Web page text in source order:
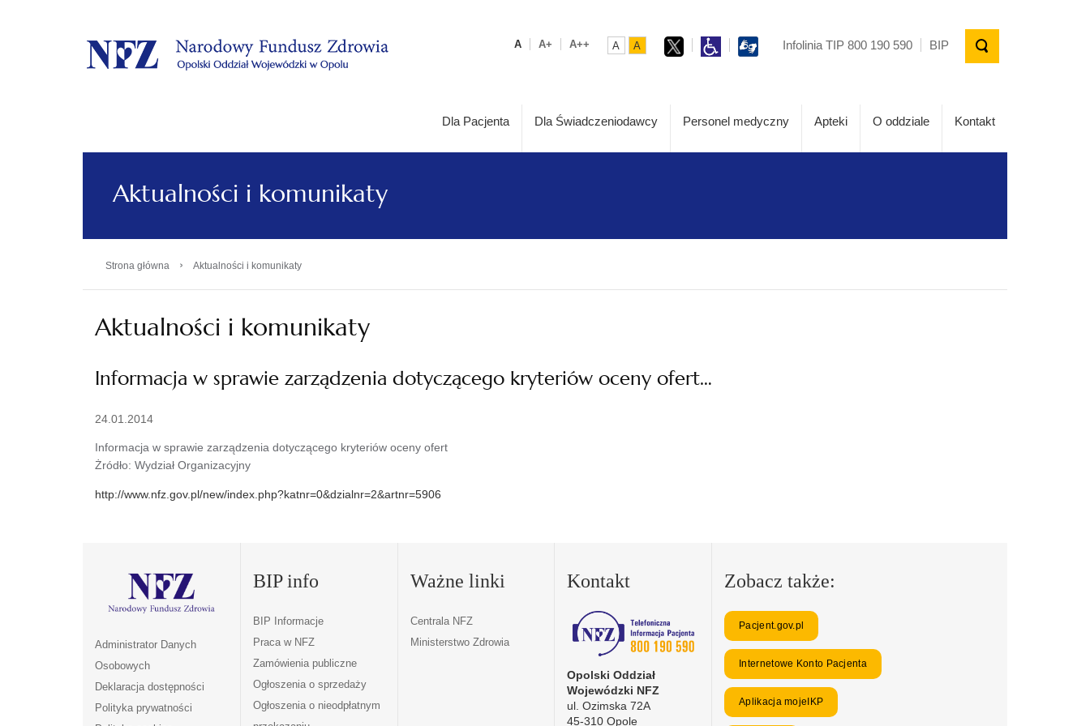
. A A+ A++ A A Infolinia TIP 800 190 590 BIP
Dla Pacjenta Dla Świadczeniodawcy Personel medyczny Apteki O oddziale Kontakt
Aktualności i komunikaty
Strona główna › Aktualności i komunikaty
Aktualności i komunikaty
Informacja w sprawie zarządzenia dotyczącego kryteriów oceny ofert…
24.01.2014
Informacja w sprawie zarządzenia dotyczącego kryteriów oceny ofert
Żródło: Wydział Organizacyjny
http://www.nfz.gov.pl/new/index.php?katnr=0&dzialnr=2&artnr=5906
Administrator Danych
Osobowych
Deklaracja dostępności
Polityka prywatności
BIP info
BIP Informacje
Praca w NFZ
Zamówienia publiczne
Ogłoszenia o sprzedaży
Ogłoszenia o nieodpłatnym
Ważne linki
Centrala NFZ
Ministerstwo Zdrowia
Kontakt
Opolski Oddział
Wojewódzki NFZ
ul. Ozimska 72A
45-310 Opole
Zobacz także:
Pacjent.gov.pl
Internetowe Konto Pacjenta
Aplikacja mojeIKP